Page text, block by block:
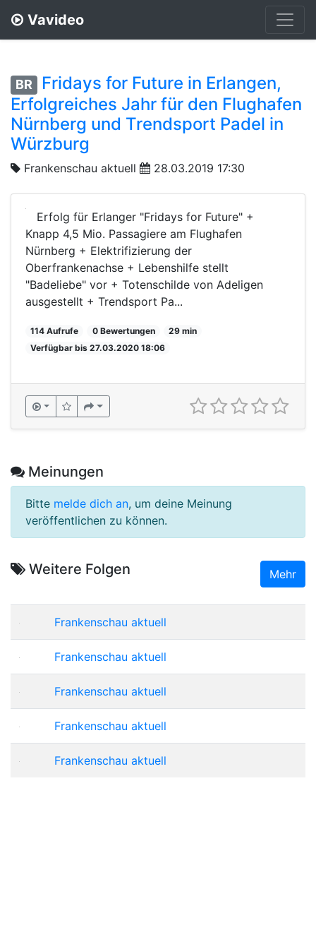
Vavideo
BR
Fridays for Future in Erlangen,
Erfolgreiches Jahr für den Flughafen
Nürnberg und Trendsport Padel in
Würzburg
Frankenschau aktuell 28.03.2019 17:30
Erfolg für Erlanger "Fridays for Future" +
Knapp 4,5 Mio. Passagiere am Flughafen
Nürnberg + Elektrifizierung der
Oberfrankenachse + Lebenshilfe stellt
"Badeliebe" vor + Totenschilde von Adeligen
ausgestellt + Trendsport Pa...
114 Aufrufe 0 Bewertungen
29 min
Verfügbar bis 27.03.2020 18:06
Meinungen
Bitte melde dich an, um deine Meinung
veröffentlichen zu können.
Weitere Folgen Mehr
Frankenschau aktuell
Frankenschau aktuell
Frankenschau aktuell
Frankenschau aktuell
Frankenschau aktuell